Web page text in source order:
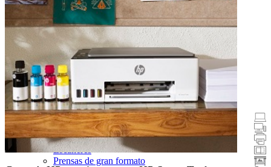
Portátiles y tablets
Equipos de sobremesa
Impresoras
Escáneres
Prensas de gran formato
Promociones